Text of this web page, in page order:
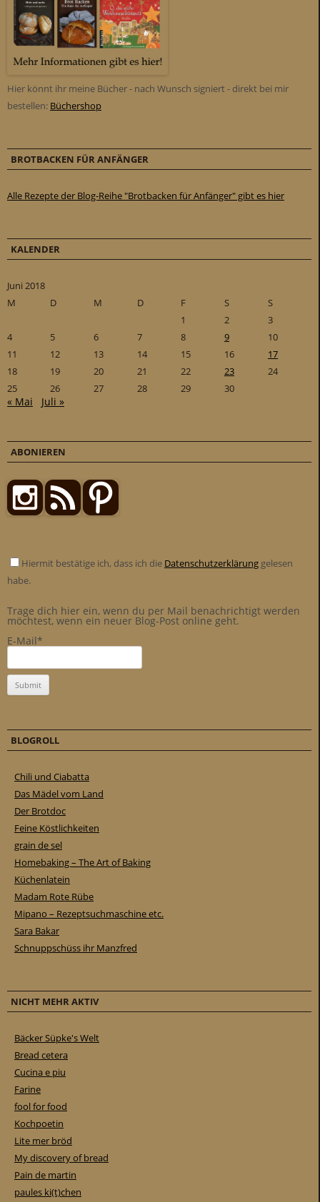
Hier könnt ihr meine Bücher - nach Wunsch signiert - direkt bei mir
bestellen: Büchershop
BROTBACKEN FÜR ANFÄNGER
Alle Rezepte der Blog-Reihe "Brotbacken für Anfänger" gibt es hier
KALENDER
Juni 2018
M
D M D F S
S
1
2
3
4
5 6 7 8 9
10
11
12 13 14 15 16
17
18
19 20 21 22 23
24
25
26 27 28 29 30
« Mai Juli »
ABONIEREN
Hiermit bestätige ich, dass ich die Datenschutzerklärung gelesen
habe.
Trage dich hier ein, wenn du per Mail benachrichtigt werden
möchtest, wenn ein neuer Blog-Post online geht.
E-Mail*
BLOGROLL
Chili und Ciabatta
Das Mädel vom Land
Der Brotdoc
Feine Köstlichkeiten
grain de sel
Homebaking – The Art of Baking
Küchenlatein
Madam Rote Rübe
Mipano – Rezeptsuchmaschine etc.
Sara Bakar
Schnuppschüss ihr Manzfred
NICHT MEHR AKTIV
Bäcker Süpke's Welt
Bread cetera
Cucina e piu
Farine
fool for food
Kochpoetin
Lite mer bröd
My discovery of bread
Pain de martin
paules ki(t)chen